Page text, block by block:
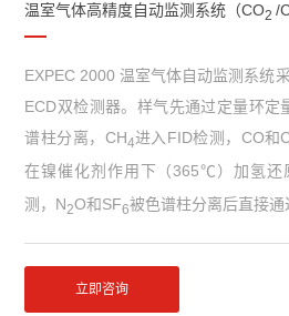
温室气体高精度自动监测系统（CO2/
EXPEC 2000 温室气体自动监测系统
ECD双检测器。样气先通过定量环定
谱柱分离，CH4进入FID检测，CO和
在镍催化剂作用下（365℃）加氢还
测，N2O和SF6被色谱柱分离后直接通
立即咨询